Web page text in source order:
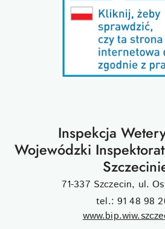
Inspekcja
Wojewódzki
71-337 Szczecin, ul.
tel.: 91 48 98